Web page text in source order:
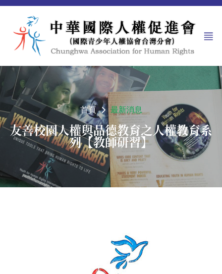
首頁 最新消息
友善校園人權與品德教育之人權教育系
列【教師研習】